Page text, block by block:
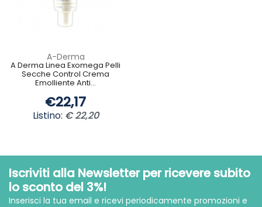
A-Derma
A Derma Linea Exomega Pelli
Secche Control Crema
Emolliente Anti...
€22,17
Listino: € 22,20
Iscriviti alla Newsletter per ricevere subito
lo sconto del 3%!
Inserisci la tua email e ricevi periodicamente promozioni e